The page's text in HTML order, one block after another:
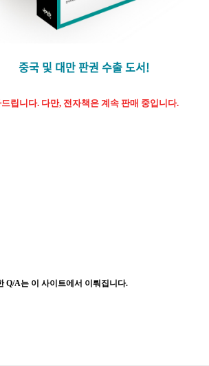
중국 및 대만 판권 수출 도서!
립니다. 다만, 전자책은 계속 판매 중입니다.
Q/A는 이 사이트에서 이뤄집니다.